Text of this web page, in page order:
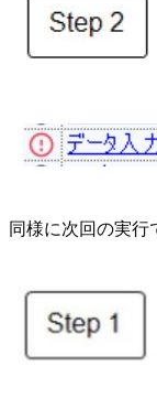
同様に次回の実行